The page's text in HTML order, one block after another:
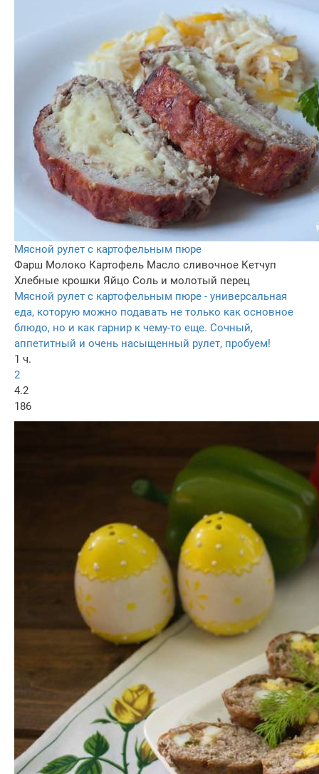
Мясной рулет с картофельным пюре
Фарш Молоко Картофель Масло сливочное Кетчуп
Хлебные крошки Яйцо Соль и молотый перец
Мясной рулет с картофельным пюре - универсальная
еда, которую можно подавать не только как основное
блюдо, но и как гарнир к чему-то еще. Сочный,
аппетитный и очень насыщенный рулет, пробуем!
1 ч.
2
4.2
186